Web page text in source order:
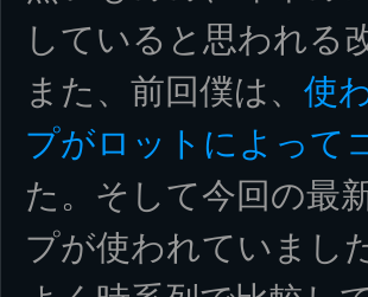
していると思われる
また、前回僕は、 使
プがロットによって
た。そして今回の最
プが使われていまし